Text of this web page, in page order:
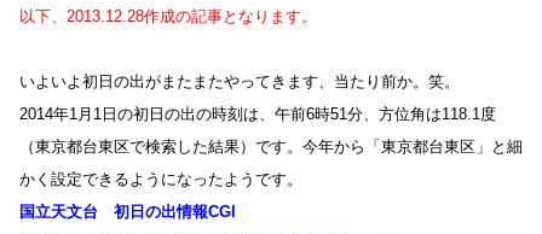
以下、2013.12.28作成の記事となります。
いよいよ初日の出がまたまたやってきます、当たり前か。笑。
2014年1月1日の初日の出の時刻は、午前6時51分、方位角は118.1度
（東京都台東区で検索した結果）です。今年から「東京都台東区」と細
かく設定できるようになったようです。
国立天文台 初日の出情報CGI